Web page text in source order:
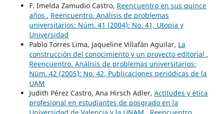
F. Imelda Zamudio Castro, Reencuentro en sus quince
años , Reencuentro. Análisis de problemas
universitarios: Núm. 41 (2004): No. 41, Utopía y
Universidad
Pablo Torres Lima, Jaqueline Villafán Aguilar, La
construcción del conocimiento y un proyecto editorial ,
Reencuentro. Análisis de problemas universitarios:
Núm. 42 (2005): No. 42, Publicaciones periódicas de la
UAM
Judith Pérez Castro, Ana Hirsch Adler, Actitudes y ética
profesional en estudiantes de posgrado en la
Universidad de Valencia y la UNAM , Reencuentro.